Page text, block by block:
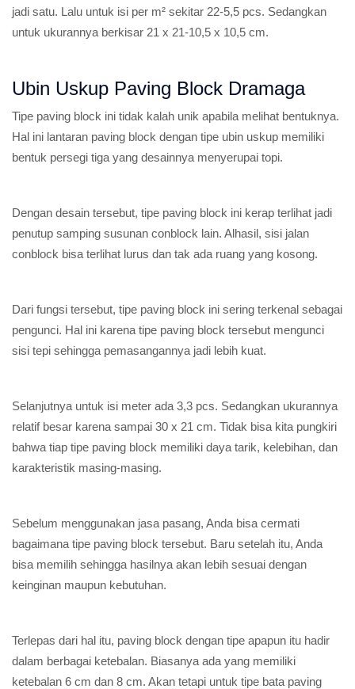
jadi satu. Lalu untuk isi per m² sekitar 22-5,5 pcs. Sedangkan
untuk ukurannya berkisar 21 x 21-10,5 x 10,5 cm.
Ubin Uskup Paving Block Dramaga
Tipe paving block ini tidak kalah unik apabila melihat bentuknya.
Hal ini lantaran paving block dengan tipe ubin uskup memiliki
bentuk persegi tiga yang desainnya menyerupai topi.
Dengan desain tersebut, tipe paving block ini kerap terlihat jadi
penutup samping susunan conblock lain. Alhasil, sisi jalan
conblock bisa terlihat lurus dan tak ada ruang yang kosong.
Dari fungsi tersebut, tipe paving block ini sering terkenal sebagai
pengunci. Hal ini karena tipe paving block tersebut mengunci
sisi tepi sehingga pemasangannya jadi lebih kuat.
Selanjutnya untuk isi meter ada 3,3 pcs. Sedangkan ukurannya
relatif besar karena sampai 30 x 21 cm. Tidak bisa kita pungkiri
bahwa tiap tipe paving block memiliki daya tarik, kelebihan, dan
karakteristik masing-masing.
Sebelum menggunakan jasa pasang, Anda bisa cermati
bagaimana tipe paving block tersebut. Baru setelah itu, Anda
bisa memilih sehingga hasilnya akan lebih sesuai dengan
keinginan maupun kebutuhan.
Terlepas dari hal itu, paving block dengan tipe apapun itu hadir
dalam berbagai ketebalan. Biasanya ada yang memiliki
ketebalan 6 cm dan 8 cm. Akan tetapi untuk tipe bata paving